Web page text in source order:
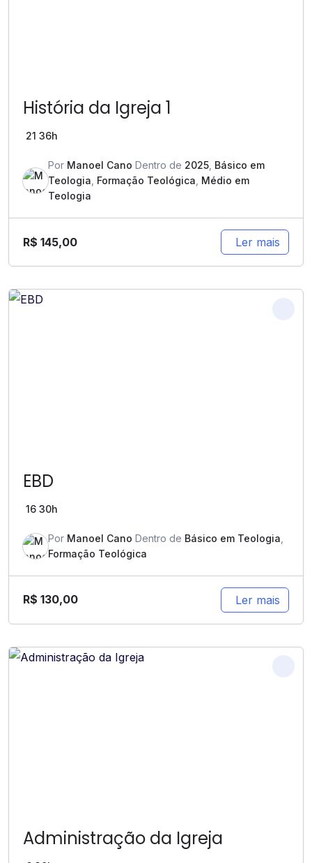
História da Igreja 1
21 36h
Por Manoel Cano Dentro de 2025 Básico em
Teologia Formação Teológica Médio em
Teologia
R$ 145,00 Ler mais
EBD
16 30h
Por Manoel Cano Dentro de Básico em Teologia
Formação Teológica
R$ 130,00 Ler mais
Administração da Igreja